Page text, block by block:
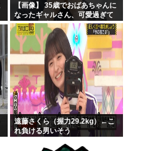
【画像】 35歳でおばあちゃんに
なったギャルさん、可愛過ぎて
嫉妬不可避w w w w w w w w w w
w
遠藤さくら（握力29.2kg）←こ
れ負ける男いそう